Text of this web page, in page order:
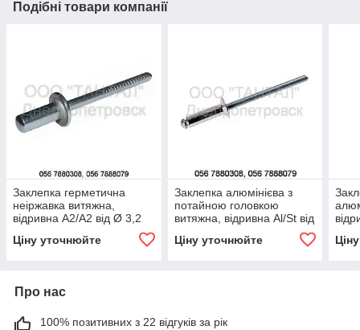
Подібні товари компанії
Заклепка герметична
неіржавка витяжна,
відривна A2/А2 від Ø 3,2
16585
Ціну уточнюйте
Заклепка алюмінієва з
потайною головкою
витяжна, відривна Al/St від
Ø2,4 до Ø 5, DIN 7337 В,
ISO 15978
Ціну уточнюйте
Про нас
100% позитивних з 22 відгуків за рік